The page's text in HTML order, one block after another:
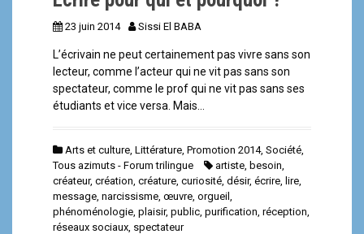
23 juin 2014 Sissi El BABA
L’écrivain ne peut certainement pas vivre sans son
lecteur, comme l’acteur qui ne vit pas sans son
spectateur, comme le prof qui ne vit pas sans ses
étudiants et vice versa. Mais…
Arts et culture Littérature Promotion 2014, Société
Tous azimuts - Forum trilingue
artiste besoin
créateur, création créature curiosité désir, écrire lire
message narcissisme œuvre orgueil
phénoménologie plaisir, public purification réception
réseaux sociaux spectateur